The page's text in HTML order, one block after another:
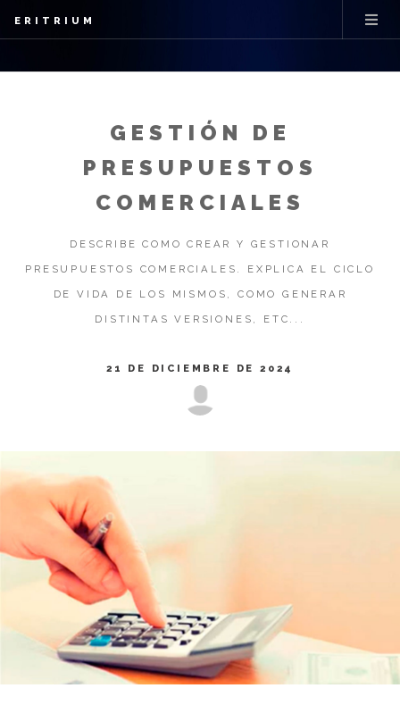
ERITRIUM
GESTIÓN DE
PRESUPUESTOS
COMERCIALES
DESCRIBE COMO CREAR Y GESTIONAR
PRESUPUESTOS COMERCIALES. EXPLICA EL CICLO
DE VIDA DE LOS MISMOS, COMO GENERAR
DISTINTAS VERSIONES, ETC...
21 DE DICIEMBRE DE 2024